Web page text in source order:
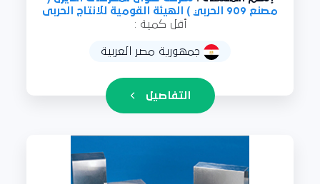
مصنع 909 الحربي ) الهيئة القومية للانتاج الحربى
أقل كمية :
جمهورية مصر العربية
التفاصيل